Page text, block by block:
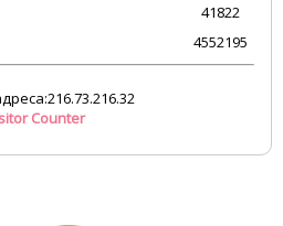
41822
4552195
Counter